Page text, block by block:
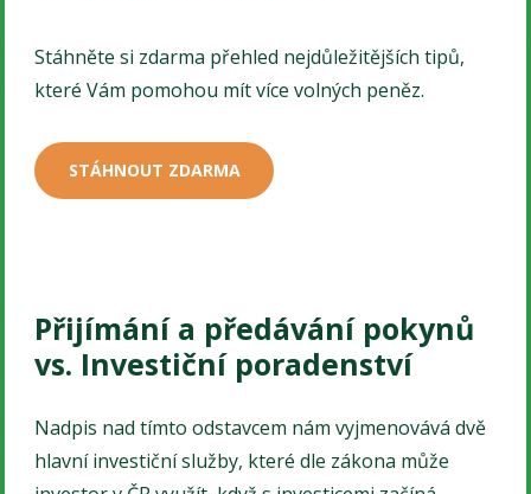
Stáhněte si zdarma přehled nejdůležitějších tipů,
které Vám pomohou mít více volných peněz.
STÁHNOUT ZDARMA
Přijímání a předávání pokynů
vs. Investiční poradenství
Nadpis nad tímto odstavcem nám vyjmenovává dvě
hlavní investiční služby, které dle zákona může